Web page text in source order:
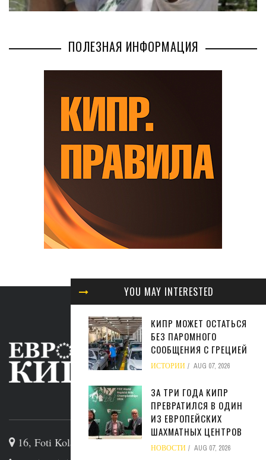
YOU MAY INTERESTED
КИПР МОЖЕТ ОСТАТЬСЯ
БЕЗ ПАРОМНОГО
СООБЩЕНИЯ С ГРЕЦИЕЙ
ИСТОРИИ AUG 07, 2026
ЗА ТРИ ГОДА КИПР
ПРЕВРАТИЛСЯ В ОДИН
ИЗ ЕВРОПЕЙСКИХ
ШАХМАТНЫХ ЦЕНТРОВ
НОВОСТИ AUG 07, 2026
ПОЛЕЗНАЯ ИНФОРМАЦИЯ
ABOUT US
16, Foti Kolakidi str, 3031, Limassol, Cyprus